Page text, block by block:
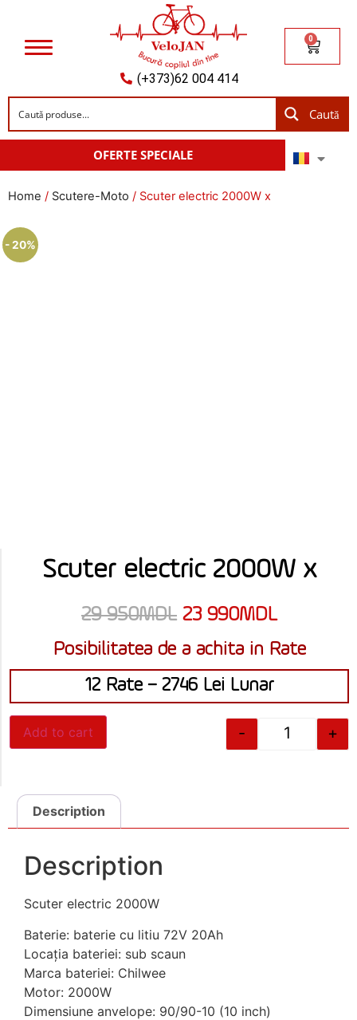
(+373)62 004 414
0
Caută
OFERTE SPECIALE
Home / Scutere-Moto / Scuter electric 2000W x
- 20%
Scuter electric 2000W x
29 950MDL 23 990MDL
Posibilitatea de a achita in Rate
12 Rate – 2746 Lei Lunar
- +
Add to cart
Description
Description
Scuter electric 2000W
Baterie: baterie cu litiu 72V 20Ah
Locația bateriei: sub scaun
Marca bateriei: Chilwee
Motor: 2000W
Dimensiune anvelope: 90/90-10 (10 inch)